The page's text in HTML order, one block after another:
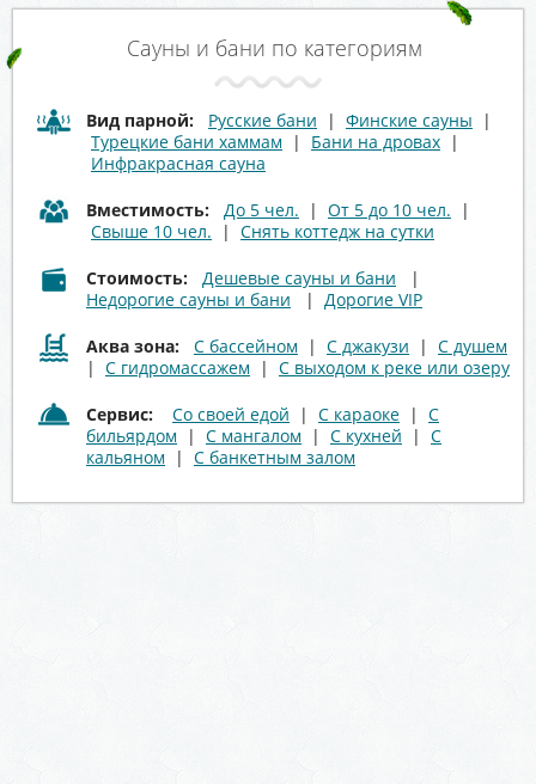
Сауны и бани по категориям
Вид парной: Русские бани | Финские сауны |
Турецкие бани хаммам | Бани на дровах |
Инфракрасная сауна
Вместимость: До 5 чел. | От 5 до 10 чел. |
Свыше 10 чел. | Снять коттедж на сутки
Стоимость: Дешевые сауны и бани |
Недорогие сауны и бани | Дорогие VIP
Аква зона: С бассейном | С джакузи | С душем
| С гидромассажем | С выходом к реке или озеру
Сервис: Со своей едой | С караоке | С
бильярдом | С мангалом | С кухней | С
кальяном | С банкетным залом